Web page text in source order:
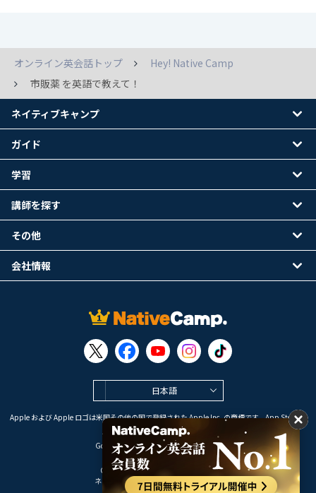
オンライン英会話トップ
Hey! Native Camp
市販薬 を英語で教えて！
日本語
Apple および Apple ロゴは米国その他の国で登録された Apple Inc. の商標です。App Store は
Apple Inc. のサービスマークです。
Google Play は Google LLC の商標です。
Copyright © 2026 オンライン英会話
ネイティブキャンプ All Rights Reserved.
ネイティブキャンプ
ガイド
学習
講師を探す
その他
会社情報